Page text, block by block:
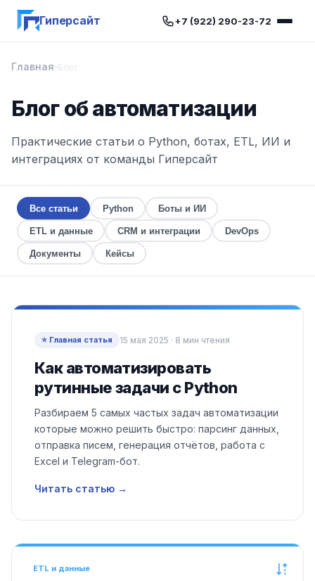
Гиперсайт +7 (922) 290-23-72
Главная›Блог
Блог об автоматизации
Практические статьи о Python, ботах, ETL, ИИ и
интеграциях от команды Гиперсайт
Все статьи Python Боты и ИИ
ETL и данные CRM и интеграции DevOps
Документы Кейсы
⭐ Главная статья 15 мая 2025 · 8 мин чтения
Как автоматизировать
рутинные задачи с Python
Разбираем 5 самых частых задач автоматизации
которые можно решить быстро: парсинг данных,
отправка писем, генерация отчётов, работа с
Excel и Telegram-бот.
Читать статью →
ETL и данные